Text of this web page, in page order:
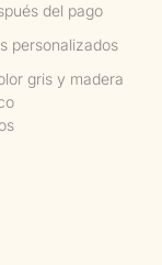
del pago
personalizados
gris y madera